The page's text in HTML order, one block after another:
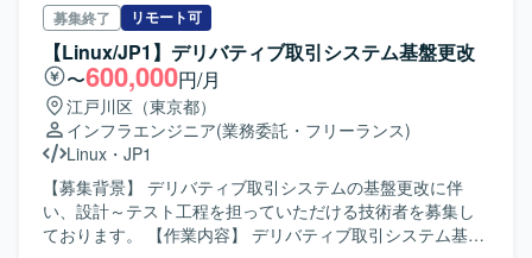
す。 ・関係者と連携しながらルール整備や標準化を進める
ことに前向きに取り組んでいただける方を歓迎いたしま
す。 【ポジションの魅力】 ・貿易書類に特化したクラウド
サービスのSREとして、アーキテクチャ改善から運用標準
化まで幅広い領域に関わることができます。 ・プロダクト
の成長フェーズにおいて、サービス品質や開発プロセスの
基盤づくりに中心メンバーとして参画いただけます。 【開
発環境】 ・クラウド環境上でのSaaS型プロダクト運用およ
びSRE関連ツール群を用いた開発環境となっております。
の魅力】 インフラ基盤領域において幅広い工程に関わるこ
とで、スキルの向上が期待できるポジションです。 【開発
環境】 インフラ基盤環境に応じたサーバやネットワーク機
器、クラウドサービスなどを利用いたします。
募集終了 リモート可
【Linux/JP1】デリバティブ取引システム基盤更改
〜600,000円/月
江戸川区（東京都）
インフラエンジニア(業務委託・フリーランス)
Linux ・ JP1
【募集背景】 デリバティブ取引システムの基盤更改に伴
い、設計～テスト工程を担っていただける技術者を募集し
ております。 【作業内容】 デリバティブ取引システム基盤